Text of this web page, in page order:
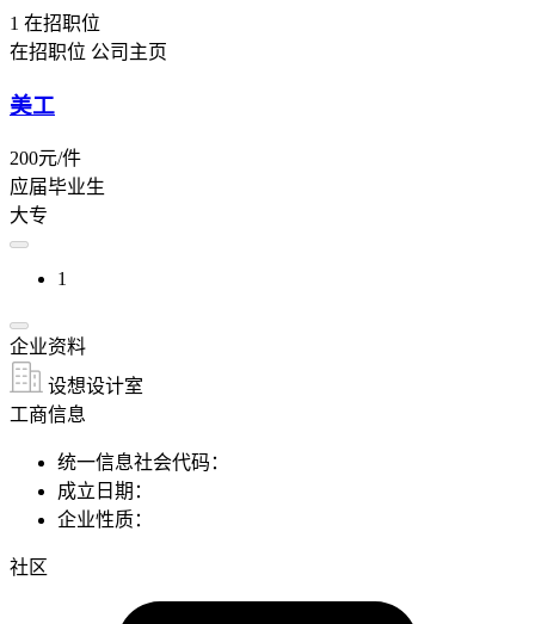
1 在招职位
在招职位 公司主页
美工
200元/件
应届毕业生
大专
1
企业资料
设想设计室
工商信息
统一信息社会代码：
成立日期：
企业性质：
社区